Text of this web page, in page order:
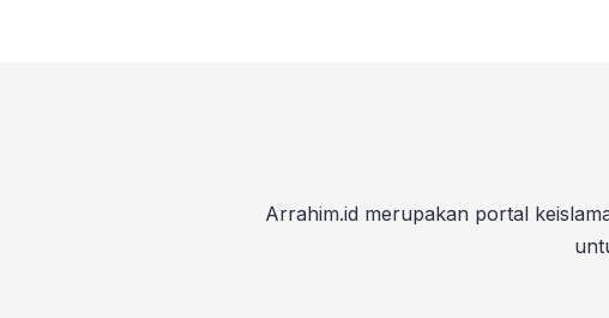
Arrahim.id merupakan portal